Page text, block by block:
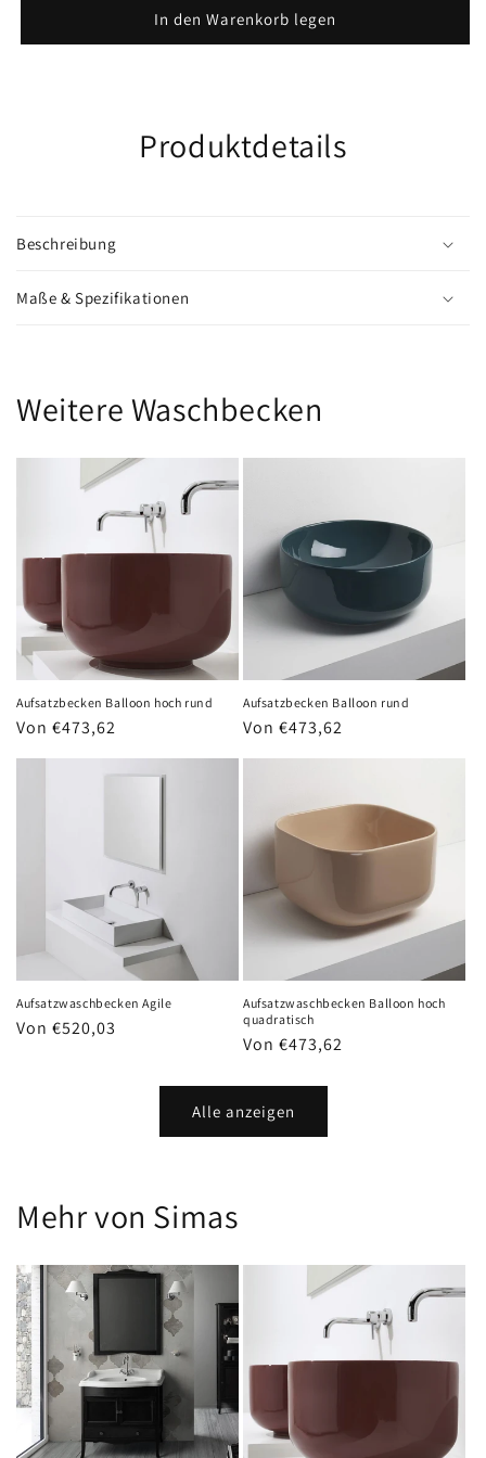
Arcade
In den Warenkorb legen
Produktdetails
Beschreibung
Maße & Spezifikationen
Weitere Waschbecken
Aufsatzbecken Balloon hoch rund
Normaler
Von €473,62
Aufsatzbecken Balloon rund
Normaler
Von €473,62
Aufsatzwaschbecken Agile
Normaler
Von €520,03
Aufsatzwaschbecken Balloon hoch
quadratisch
Normaler
Von €473,62
Alle anzeigen
Mehr von Simas